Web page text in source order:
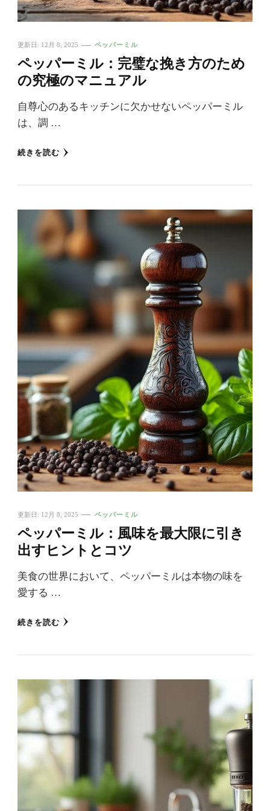
更新日: 12月 8, 2025 ペッパーミル
ペッパーミル：完璧な挽き方のため
の究極のマニュアル
自尊心のあるキッチンに欠かせないペッパーミル
は、調 …
続きを読む
更新日: 12月 8, 2025 ペッパーミル
ペッパーミル：風味を最大限に引き
出すヒントとコツ
美食の世界において、ペッパーミルは本物の味を
愛する …
続きを読む